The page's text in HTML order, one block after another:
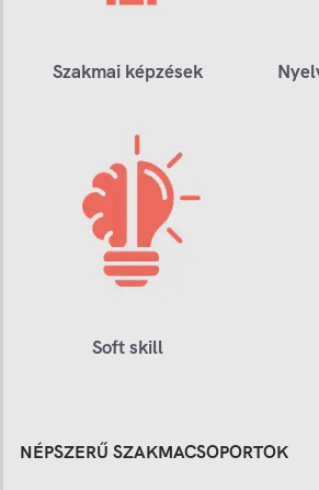
Szakmai képzések
Soft skill
NÉPSZERŰ SZAKMACSOPORTOK